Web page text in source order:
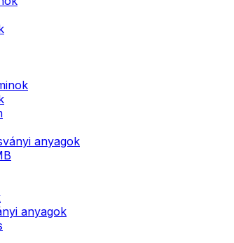
anyagok
anyagok